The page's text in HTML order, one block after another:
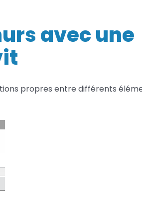
Services Fusionavec une
propres entre différents